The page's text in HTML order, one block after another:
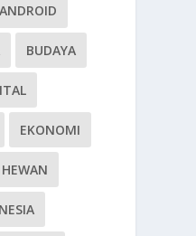
ANDROID
BUDAYA
EKONOMI
HEWAN